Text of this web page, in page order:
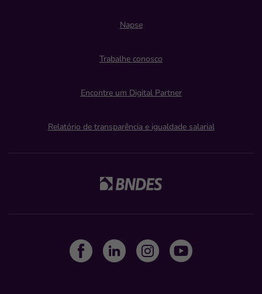
Napse
Trabalhe conosco
Encontre um Digital Partner
Relatório de transparência e igualdade salarial